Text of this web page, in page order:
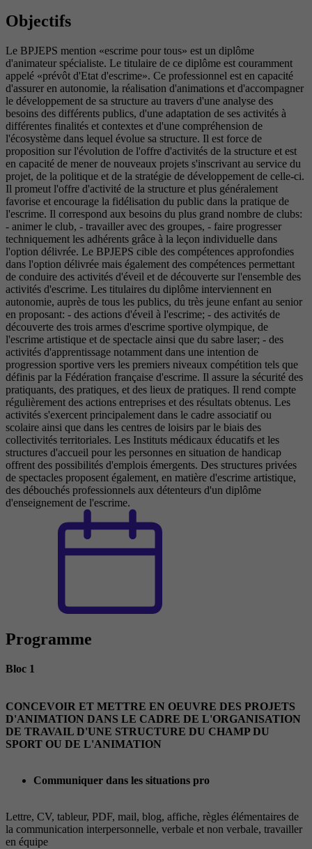
Objectifs
Le BPJEPS mention «escrime pour tous» est un diplôme
d'animateur spécialiste. Le titulaire de ce diplôme est couramment
appelé «prévôt d'Etat d'escrime». Ce professionnel est en capacité
d'assurer en autonomie, la réalisation d'animations et d'accompagner
le développement de sa structure au travers d'une analyse des
besoins des différents publics, d'une adaptation de ses activités à
différentes finalités et contextes et d'une compréhension de
l'écosystème dans lequel évolue sa structure. Il est force de
proposition sur l'évolution de l'offre d'activités de la structure et est
en capacité de mener de nouveaux projets s'inscrivant au service du
projet, de la politique et de la stratégie de développement de celle-ci.
Il promeut l'offre d'activité de la structure et plus généralement
favorise et encourage la fidélisation du public dans la pratique de
l'escrime. Il correspond aux besoins du plus grand nombre de clubs:
- animer le club, - travailler avec des groupes, - faire progresser
techniquement les adhérents grâce à la leçon individuelle dans
l'option délivrée. Le BPJEPS cible des compétences approfondies
dans l'option délivrée mais également des compétences permettant
de conduire des activités d'éveil et de découverte sur l'ensemble des
activités d'escrime. Les titulaires du diplôme interviennent en
autonomie, auprès de tous les publics, du très jeune enfant au senior
en proposant: - des actions d'éveil à l'escrime; - des activités de
découverte des trois armes d'escrime sportive olympique, de
l'escrime artistique et de spectacle ainsi que du sabre laser; - des
activités d'apprentissage notamment dans une intention de
progression sportive vers les premiers niveaux compétition tels que
définis par la Fédération française d'escrime. Il assure la sécurité des
pratiquants, des pratiques, et des lieux de pratiques. Il rend compte
régulièrement des actions entreprises et des résultats obtenus. Les
activités s'exercent principalement dans le cadre associatif ou
scolaire ainsi que dans les centres de loisirs par le biais des
collectivités territoriales. Les Instituts médicaux éducatifs et les
structures d'accueil pour les personnes en situation de handicap
offrent des possibilités d'emplois émergents. Des structures privées
de spectacles proposent également, en matière d'escrime artistique,
des débouchés professionnels aux détenteurs d'un diplôme
d'enseignement de l'escrime.
Programme
Bloc 1
CONCEVOIR ET METTRE EN OEUVRE DES PROJETS
D'ANIMATION DANS LE CADRE DE L'ORGANISATION
DE TRAVAIL D'UNE STRUCTURE DU CHAMP DU
SPORT OU DE L'ANIMATION
Communiquer dans les situations pro
Lettre, CV, tableur, PDF, mail, blog, affiche, règles élémentaires de
la communication interpersonnelle, verbale et non verbale, travailler
en équipe